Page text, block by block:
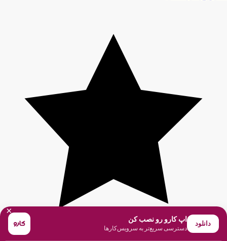
×
دانلود
اپ کارو رو نصب کن
دسترسی سریع‌تر به سرویس‌کارها